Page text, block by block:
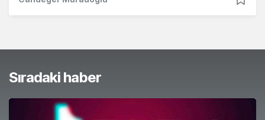
Sıradaki haber